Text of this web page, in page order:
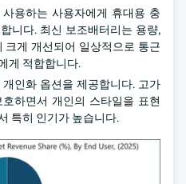
용하는 사용자에게 휴대용 충
니다. 최신 보조배터리는 용량,
크게 개선되어 일상적으로 통근
게 적합합니다.
인화 옵션을 제공합니다. 고가
하면서 개인의 스타일을 표현
특히 인기가 높습니다.